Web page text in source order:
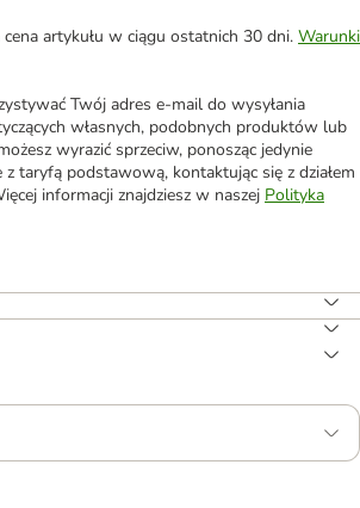
artykułu w ciągu ostatnich 30 dni. Warunki
Twój adres e-mail do wysyłania
własnych, podobnych produktów lub
wyrazić sprzeciw, ponosząc jedynie
z taryfą podstawową, kontaktując się z działem
informacji znajdziesz w naszej Polityka